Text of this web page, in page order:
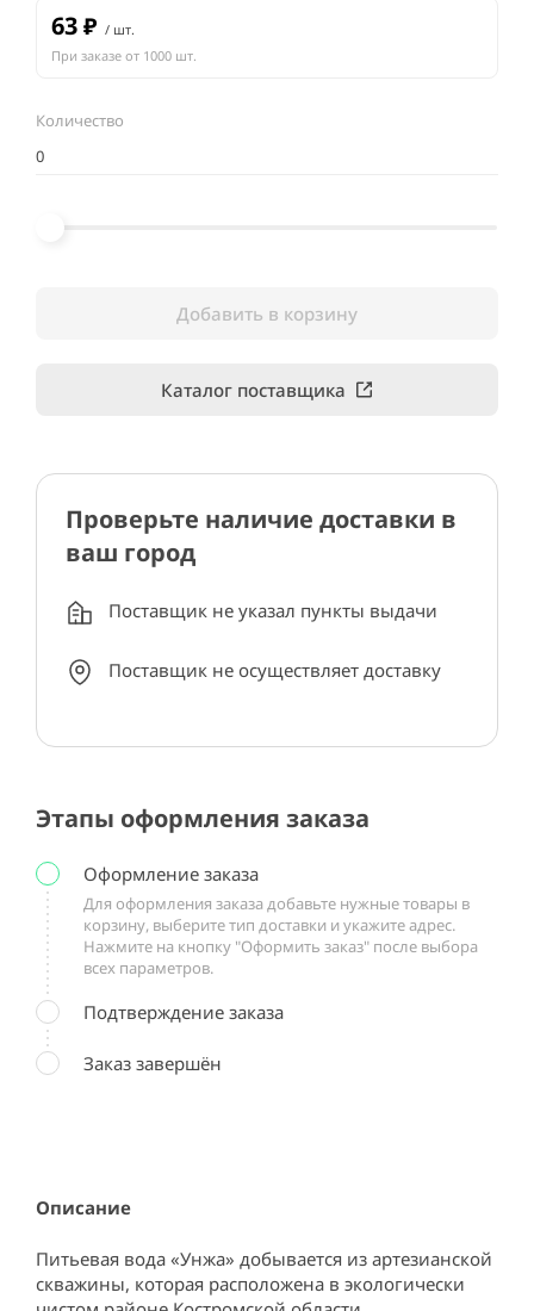
Описание
Питьевая вода «Унжа» добывается из артезианской
скважины, которая расположена в экологически
63₽ / шт.
При заказе от 1000 шт.
Количество
Добавить в корзину
Каталог поставщика
Проверьте наличие доставки в
ваш город
Поставщик не указал пункты выдачи
Поставщик не осуществляет доставку
Этапы оформления заказа
Оформление заказа
Для оформления заказа добавьте нужные товары в
корзину, выберите тип доставки и укажите адрес.
Нажмите на кнопку "Оформить заказ" после выбора
всех параметров.
Подтверждение заказа
Заказ завершён